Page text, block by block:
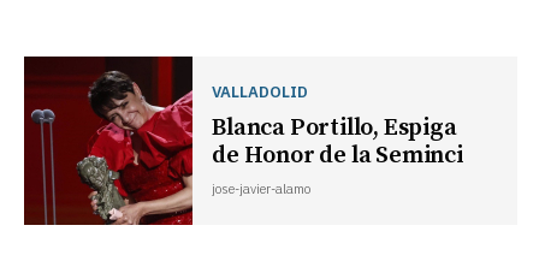
VALLADOLID
Blanca Portillo, Espiga
de Honor de la Seminci
jose-javier-alamo